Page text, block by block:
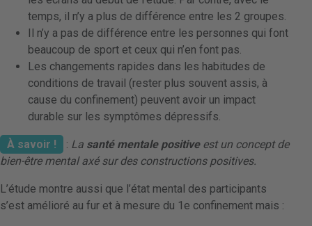
temps, il n’y a plus de différence entre les 2 groupes.
Il n’y a pas de différence entre les personnes qui font
beaucoup de sport et ceux qui n’en font pas.
Les changements rapides dans les habitudes de
conditions de travail (rester plus souvent assis, à
cause du confinement) peuvent avoir un impact
durable sur les symptômes dépressifs.
À savoir ! : La santé mentale positiveest un concept de
bien-être mental axé sur des constructions positives.
L’étude montre aussi que l’état mental des participants
s’est amélioré au fur et à mesure du 1e confinement mais :